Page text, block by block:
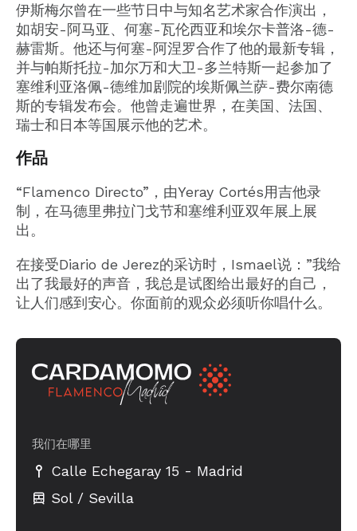
伊斯梅尔曾在一些节日中与知名艺术家合作演出，
如胡安-阿马亚、何塞-瓦伦西亚和埃尔卡普洛-德-
赫雷斯。他还与何塞-阿涅罗合作了他的最新专辑，
并与帕斯托拉-加尔万和大卫-多兰特斯一起参加了
塞维利亚洛佩-德维加剧院的埃斯佩兰萨-费尔南德
斯的专辑发布会。他曾走遍世界，在美国、法国、
瑞士和日本等国展示他的艺术。
作品
“Flamenco Directo”，由Yeray Cortés用吉他录
制，在马德里弗拉门戈节和塞维利亚双年展上展
出。
在接受Diario de Jerez的采访时，Ismael说：”我给
出了我最好的声音，我总是试图给出最好的自己，
让人们感到安心。你面前的观众必须听你唱什么。
我们在哪里
Calle Echegaray 15 - Madrid
Sol / Sevilla